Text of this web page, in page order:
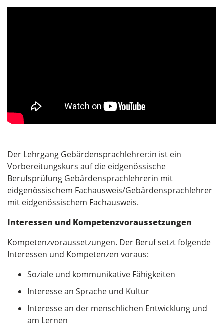
Der Lehrgang Gebärdensprachlehrer:in ist ein
Vorbereitungskurs auf die eidgenössische
Berufsprüfung Gebärdensprachlehrerin mit
eidgenössischem Fachausweis/Gebärdensprachlehrer
mit eidgenössischem Fachausweis.
Interessen und Kompetenzvoraussetzungen
Kompetenzvoraussetzungen. Der Beruf setzt folgende
Interessen und Kompetenzen voraus:
Soziale und kommunikative Fähigkeiten
Interesse an Sprache und Kultur
Interesse an der menschlichen Entwicklung und
am Lernen